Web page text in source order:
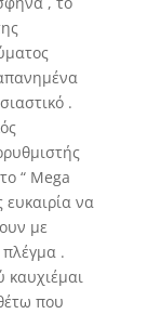
.
“ Mega
ευκαιρία να
με
πλέγμα .
που